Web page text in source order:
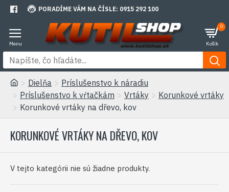
PORADÍME VÁM NA ČÍSLE: 0915 292 100
0
Dielňa
Príslušenstvo k náradiu
Príslušenstvo k vŕtačkám
Vrtáky
Korunkové vrtáky
Korunkové vrtáky na dřevo, kov
KORUNKOVÉ VRTÁKY NA DŘEVO, KOV
V tejto kategórii nie sú žiadne produkty.